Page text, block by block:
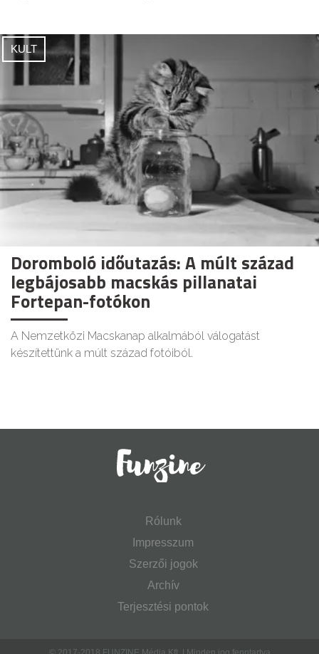
KULT
Doromboló időutazás: A múlt század
legbájosabb macskás pillanatai
Fortepan-fotókon
A Nemzetközi Macskanap alkalmából válogatást
készítettünk a múlt század fotóiból.
Rólunk
Impresszum
Szerzői jogok
Archív
Terjesztési pontok